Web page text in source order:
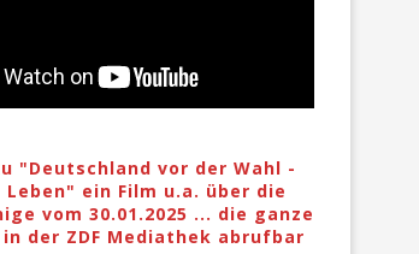
"Deutschland vor der Wahl -
Leben" ein Film u.a. über die
vom 30.01.2025 ... die ganze
der ZDF Mediathek abrufbar